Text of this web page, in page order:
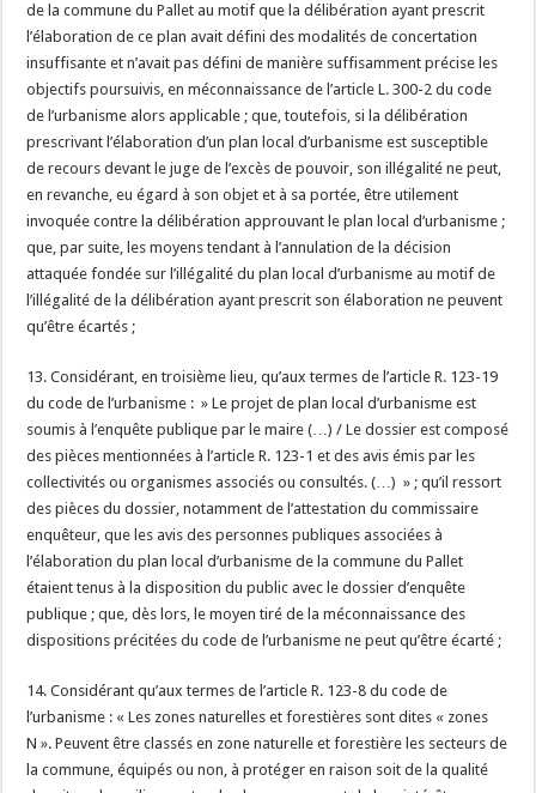
de la commune du Pallet au motif que la délibération ayant prescrit
l’élaboration de ce plan avait défini des modalités de concertation
insuffisante et n’avait pas défini de manière suffisamment précise les
objectifs poursuivis, en méconnaissance de l’article L. 300-2 du code
de l’urbanisme alors applicable ; que, toutefois, si la délibération
prescrivant l’élaboration d’un plan local d’urbanisme est susceptible
de recours devant le juge de l’excès de pouvoir, son illégalité ne peut,
en revanche, eu égard à son objet et à sa portée, être utilement
invoquée contre la délibération approuvant le plan local d’urbanisme ;
que, par suite, les moyens tendant à l’annulation de la décision
attaquée fondée sur l’illégalité du plan local d’urbanisme au motif de
l’illégalité de la délibération ayant prescrit son élaboration ne peuvent
qu’être écartés ;
13. Considérant, en troisième lieu, qu’aux termes de l’article R. 123-19
du code de l’urbanisme : » Le projet de plan local d’urbanisme est
soumis à l’enquête publique par le maire (…) / Le dossier est composé
des pièces mentionnées à l’article R. 123-1 et des avis émis par les
collectivités ou organismes associés ou consultés. (…) » ; qu’il ressort
des pièces du dossier, notamment de l’attestation du commissaire
enquêteur, que les avis des personnes publiques associées à
l’élaboration du plan local d’urbanisme de la commune du Pallet
étaient tenus à la disposition du public avec le dossier d’enquête
publique ; que, dès lors, le moyen tiré de la méconnaissance des
dispositions précitées du code de l’urbanisme ne peut qu’être écarté ;
14. Considérant qu’aux termes de l’article R. 123-8 du code de
l’urbanisme : « Les zones naturelles et forestières sont dites « zones
N ». Peuvent être classés en zone naturelle et forestière les secteurs de
la commune, équipés ou non, à protéger en raison soit de la qualité